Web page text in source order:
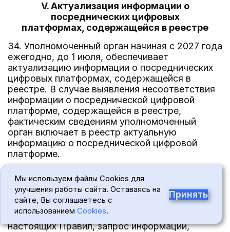
V. Актуализация информации о
посреднических цифровых
платформах, содержащейся в реестре
34. Уполномоченный орган начиная с 2027 года
ежегодно, до 1 июля, обеспечивает
актуализацию информации о посреднических
цифровых платформах, содержащейся в
реестре. В случае выявления несоответствия
информации о посреднической цифровой
платформе, содержащейся в реестре,
фактическим сведениям уполномоченный
орган включает в реестр актуальную
информацию о посреднической цифровой
платформе.
посреднических цифровых платформах,
содержащейся в реестре, уполномоченный
орган вправе направить в федеральные органы
исполнительной власти, указанные в пункте 12
настоящих Правил, запрос информации,
Мы используем файлы Cookies для
улучшения работы сайта. Оставаясь на
сайте, Вы соглашаетесь с
использованием Cookies.
Принять